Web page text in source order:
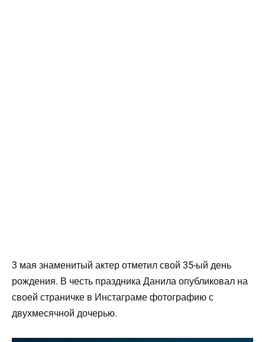
3 мая знаменитый актер отметил свой 35-ый день
рождения. В честь праздника Данила опубликовал на
своей страничке в Инстаграме фотографию с
двухмесячной дочерью.